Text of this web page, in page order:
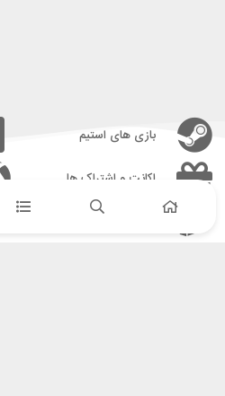
بازی های استیم
اکانت و اشتراک ها